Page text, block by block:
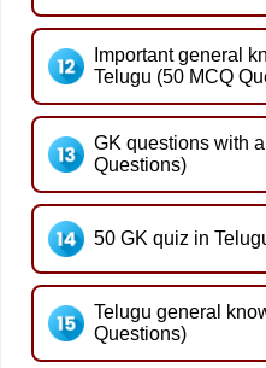
Important general
Telugu (50 MCQ
GK questions with
Questions)
50 GK quiz in
Telugu general
Questions)